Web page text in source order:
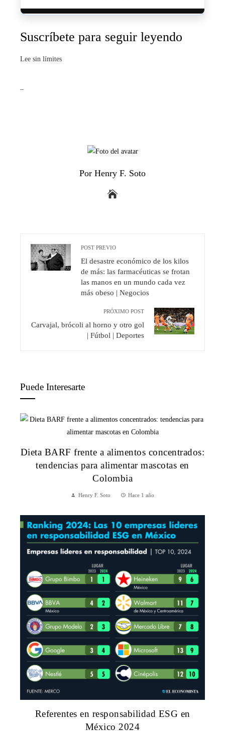
Suscríbete para seguir leyendo
Lee sin límites
Por Henry F. Soto
POST PREVIO
El desastre económico de los kilos
de más: las farmacéuticas se frotan
las manos en un mundo cada vez
más obeso | Negocios
PRÓXIMO POST
Carvajal, brócoli al horno y otro gol
| Fútbol | Deportes
Puede Interesarte
Dieta BARF frente a alimentos concentrados:
tendencias para alimentar mascotas en
Colombia
Henry F. Soto Hace 1 año
Referentes en responsabilidad ESG en
México 2024